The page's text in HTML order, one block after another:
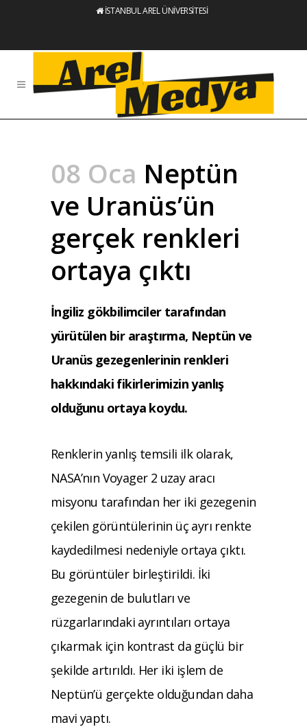
İSTANBUL AREL ÜNİVERSİTESİ
08 Oca Neptün
ve Uranüs’ün
gerçek renkleri
ortaya çıktı
İngiliz gökbilimciler tarafından
yürütülen bir araştırma, Neptün ve
Uranüs gezegenlerinin renkleri
hakkındaki fikirlerimizin yanlış
olduğunu ortaya koydu.
Renklerin yanlış temsili ilk olarak,
NASA’nın Voyager 2 uzay aracı
misyonu tarafından her iki gezegenin
çekilen görüntülerinin üç ayrı renkte
kaydedilmesi nedeniyle ortaya çıktı.
Bu görüntüler birleştirildi. İki
gezegenin de bulutları ve
rüzgarlarındaki ayrıntıları ortaya
çıkarmak için kontrast da güçlü bir
şekilde artırıldı. Her iki işlem de
Neptün’ü gerçekte olduğundan daha
mavi yaptı.